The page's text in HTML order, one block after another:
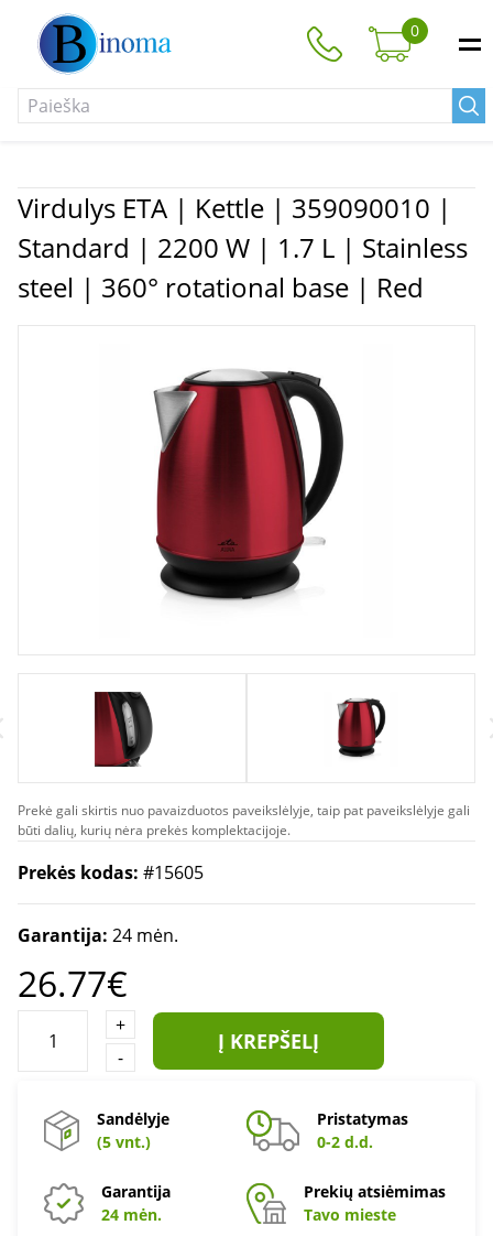
0
Virdulys ETA | Kettle | 359090010 |
Standard | 2200 W | 1.7 L | Stainless
steel | 360° rotational base | Red
Prekė gali skirtis nuo pavaizduotos paveikslėlyje, taip pat paveikslėlyje gali
būti dalių, kurių nėra prekės komplektacijoje.
Prekės kodas: #15605
Garantija: 24 mėn.
26.77€
+
-
Į KREPŠELĮ
Sandėlyje
(5 vnt.)
Pristatymas
0-2 d.d.
Garantija
24 mėn.
Prekių atsiėmimas
Tavo mieste